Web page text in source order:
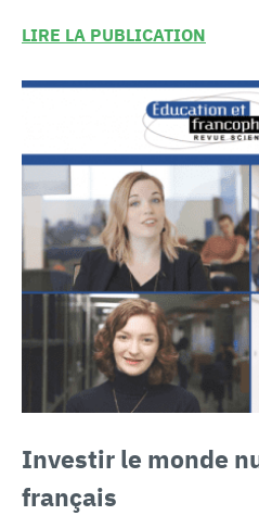
LIRE LA PUBLICATION
Investir le monde
français